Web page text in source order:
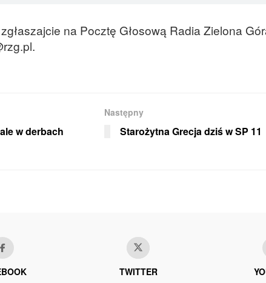
na Pocztę Głosową Radia Zielona
w derbach
Następny
Starożytna Grecja dziś w SP 11
TWITTER